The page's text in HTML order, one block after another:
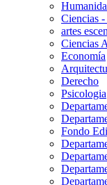
Ciencias
artes
Ciencias
Economía
Derecho
Psicologia
Fondo